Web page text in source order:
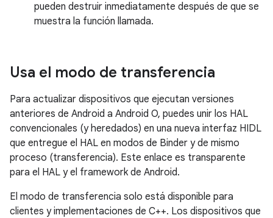
pueden destruir inmediatamente después de que se
muestra la función llamada.
Usa el modo de transferencia
Para actualizar dispositivos que ejecutan versiones
anteriores de Android a Android O, puedes unir los HAL
convencionales (y heredados) en una nueva interfaz HIDL
que entregue el HAL en modos de Binder y de mismo
proceso (transferencia). Este enlace es transparente
para el HAL y el framework de Android.
El modo de transferencia solo está disponible para
clientes y implementaciones de C++. Los dispositivos que